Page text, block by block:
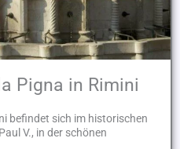
Pigna in Rimini
befindet sich im historischen
V., in der schönen